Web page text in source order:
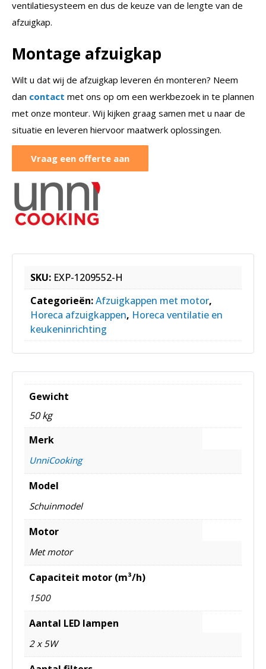
ventilatiesysteem en dus de keuze van de lengte van de
afzuigkap.
Montage afzuigkap
Wilt u dat wij de afzuigkap leveren én monteren? Neem
dan contact met ons op om een werkbezoek in te plannen
met onze monteur. Wij kijken graag samen met u naar de
situatie en leveren hiervoor maatwerk oplossingen.
Vraag een offerte aan
SKU: EXP-1209552-H
Categorieën:Afzuigkappen met motor,
Horeca afzuigkappen, Horeca ventilatie en
keukeninrichting
Gewicht
50 kg
Merk
UnniCooking
Model
Schuinmodel
Motor
Met motor
Capaciteit motor (m³/h)
1500
Aantal LED lampen
2 x 5W